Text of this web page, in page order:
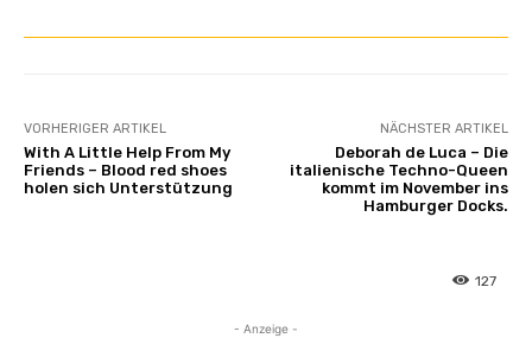
VORHERIGER ARTIKEL
With A Little Help From My
Friends – Blood red shoes
holen sich Unterstützung
NÄCHSTER ARTIKEL
Deborah de Luca – Die
italienische Techno-Queen
kommt im November ins
Hamburger Docks.
127
- Anzeige -